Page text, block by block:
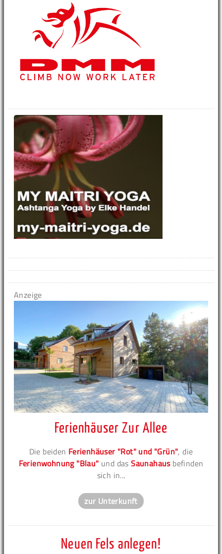
Anzeige
Ferienhäuser Zur Allee
Die beiden Ferienhäuser "Rot" und "Grün", die
Ferienwohnung "Blau" und dasSaunahausbefinden
sich in...
zur Unterkunft
Neuen Fels anlegen!